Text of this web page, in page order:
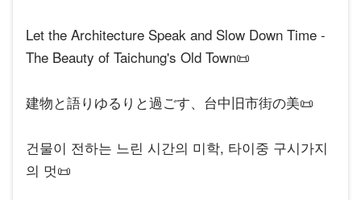
Let the Architecture Speak and Slow Down Time -
The Beauty of Taichung's Old Town📜
建物と語りゆるりと過ごす、台中旧市街の美📜
건물이 전하는 느린 시간의 미학, 타이중 구시가지
의 멋📜